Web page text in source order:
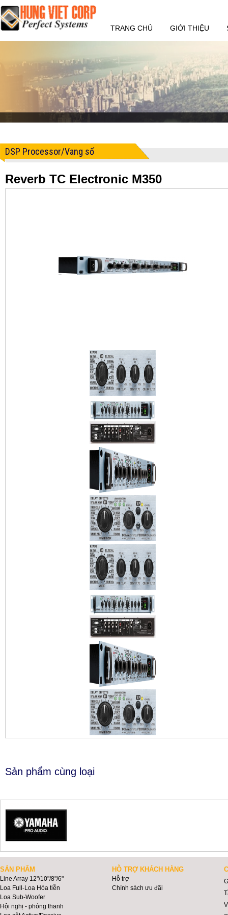
TRANG CHỦ GIỚI THIỆU
DSP Processor/Vang số
Reverb TC Electronic M350
Sản phẩm cùng loại
SẢN PHẨM
Line Array 12"/10"/8"/6"
Loa Full-Loa Hỏa tiễn
Loa Sub-Woofer
Hội nghị - phóng thanh
HỖ TRỢ KHÁCH HÀNG
Hỗ trợ
Chính sách ưu đãi